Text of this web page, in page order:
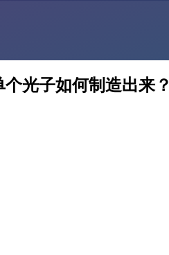
光子如何制造出来？